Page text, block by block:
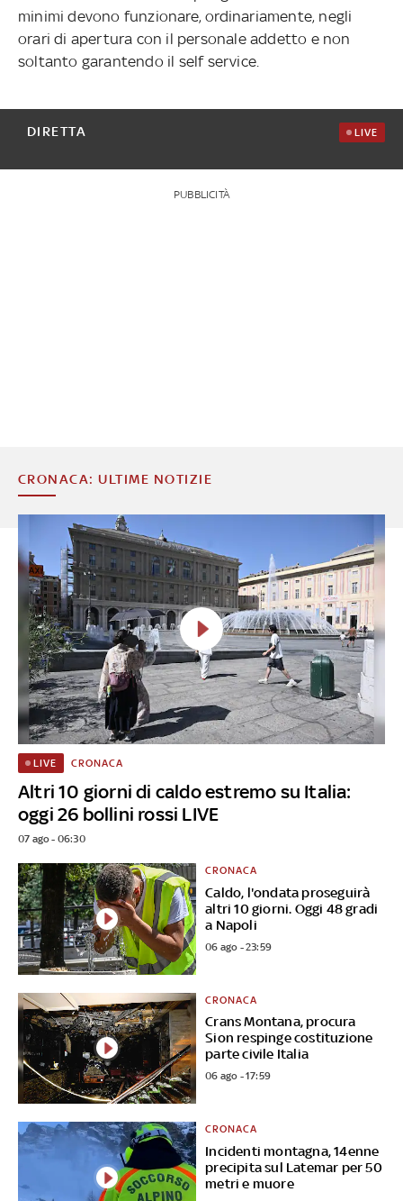
minimi devono funzionare, ordinariamente, negli
orari di apertura con il personale addetto e non
soltanto garantendo il self service.
DIRETTA LIVE
PUBBLICITÀ
CRONACA: ULTIME NOTIZIE
Altri 10 giorni di caldo estremo su Italia:
oggi 26 bollini rossi LIVE
LIVE CRONACA
07 ago - 06:30
Caldo, l'ondata proseguirà
altri 10 giorni. Oggi 48 gradi
a Napoli
CRONACA
06 ago - 23:59
Crans Montana, procura
Sion respinge costituzione
parte civile Italia
CRONACA
06 ago - 17:59
Incidenti montagna, 14enne
precipita sul Latemar per 50
metri e muore
CRONACA